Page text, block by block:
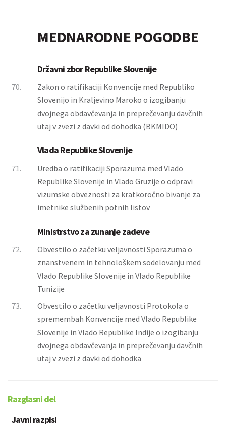
MEDNARODNE POGODBE
Državni zbor Republike Slovenije
70.
Zakon o ratifikaciji Konvencije med Republiko
Slovenijo in Kraljevino Maroko o izogibanju
dvojnega obdavčevanja in preprečevanju davčnih
utaj v zvezi z davki od dohodka (BKMIDO)
Vlada Republike Slovenije
71.
Uredba o ratifikaciji Sporazuma med Vlado
Republike Slovenije in Vlado Gruzije o odpravi
vizumske obveznosti za kratkoročno bivanje za
imetnike službenih potnih listov
Ministrstvo za zunanje zadeve
72.
Obvestilo o začetku veljavnosti Sporazuma o
znanstvenem in tehnološkem sodelovanju med
Vlado Republike Slovenije in Vlado Republike
Tunizije
73.
Obvestilo o začetku veljavnosti Protokola o
spremembah Konvencije med Vlado Republike
Slovenije in Vlado Republike Indije o izogibanju
dvojnega obdavčevanja in preprečevanju davčnih
utaj v zvezi z davki od dohodka
Razglasni del
Javni razpisi